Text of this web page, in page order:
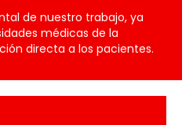
de nuestro trabajo, ya
médicas de la
directa a los pacientes.